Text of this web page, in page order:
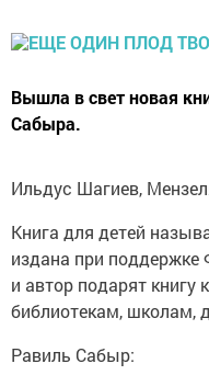
Вышла в свет новая
Сабыра.
Ильдус Шагиев,
Книга для детей
издана при поддержке
и автор подарят
библиотекам, школам,
Равиль Сабыр: